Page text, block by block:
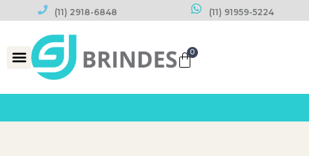
(11) 2918-6848 (11) 91959-5224
0